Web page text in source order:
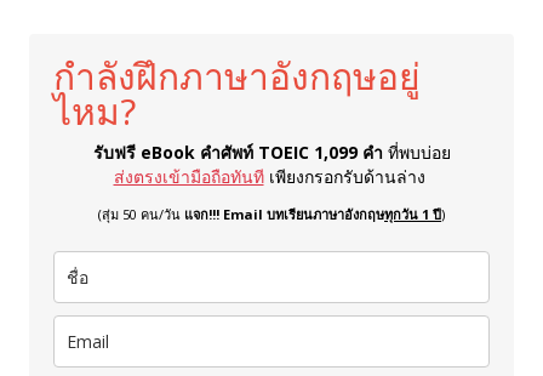
กำลังฝึกภาษาอังกฤษอยู่
ไหม?
รับฟรี eBook คำศัพท์ TOEIC 1,099 คำ ที่พบบ่อย
ส่งตรงเข้ามือถือทันที เพียงกรอกรับด้านล่าง
(สุ่ม 50 คน/วัน แจก!!! Email บทเรียนภาษาอังกฤษทุกวัน 1 ปี)